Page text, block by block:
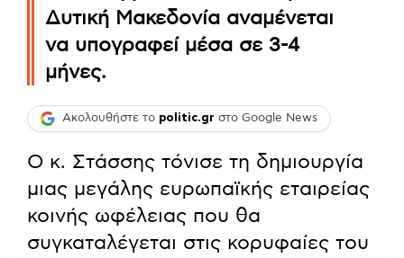
Δυτική Μακεδονία αναμένεται
να υπογραφεί μέσα σε 3-4
μήνες.
Ακολουθήστε το politic.gr στο Google News
Ο κ. Στάσσης τόνισε τη δημιουργία
μιας μεγάλης ευρωπαϊκής εταιρείας
κοινής ωφέλειας που θα
συγκαταλέγεται στις κορυφαίες του